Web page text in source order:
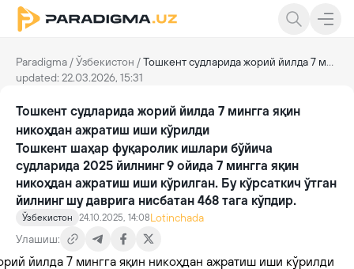
Paradigma /Ўзбекистон /Тошкент судларида жорий йилда 7 мингга яқин никоҳдан ажратиш иши кўрилди
updated: 22.03.2026, 15:31
Тошкент судларида жорий йилда 7 мингга яқин
никоҳдан ажратиш иши кўрилди
Тошкент шаҳар фуқаролик ишлари бўйича
судларида 2025 йилнинг 9 ойида 7 мингга яқин
никоҳдан ажратиш иши кўрилган. Бу кўрсаткич ўтган
йилнинг шу даврига нисбатан 468 тага кўпдир.
Ўзбекистон 24.10.2025, 14:08Lotinchada
Улашиш: